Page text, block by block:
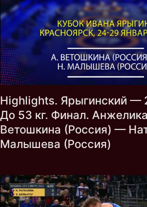
Highlights. Ярыгинский —
До 53 кг. Финал. Анжелика
Ветошкина (Россия) —
Малышева (Россия)